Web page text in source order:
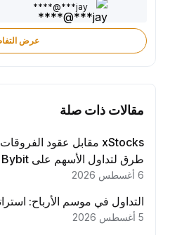
jay***@****
عرض التفاصيل
مقالات ذات صلة
طرق لتداول الأسهم على Bybit
التداول في موسم الأرباح: